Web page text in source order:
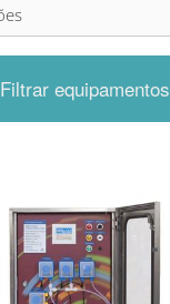
Filtrar equipamentos